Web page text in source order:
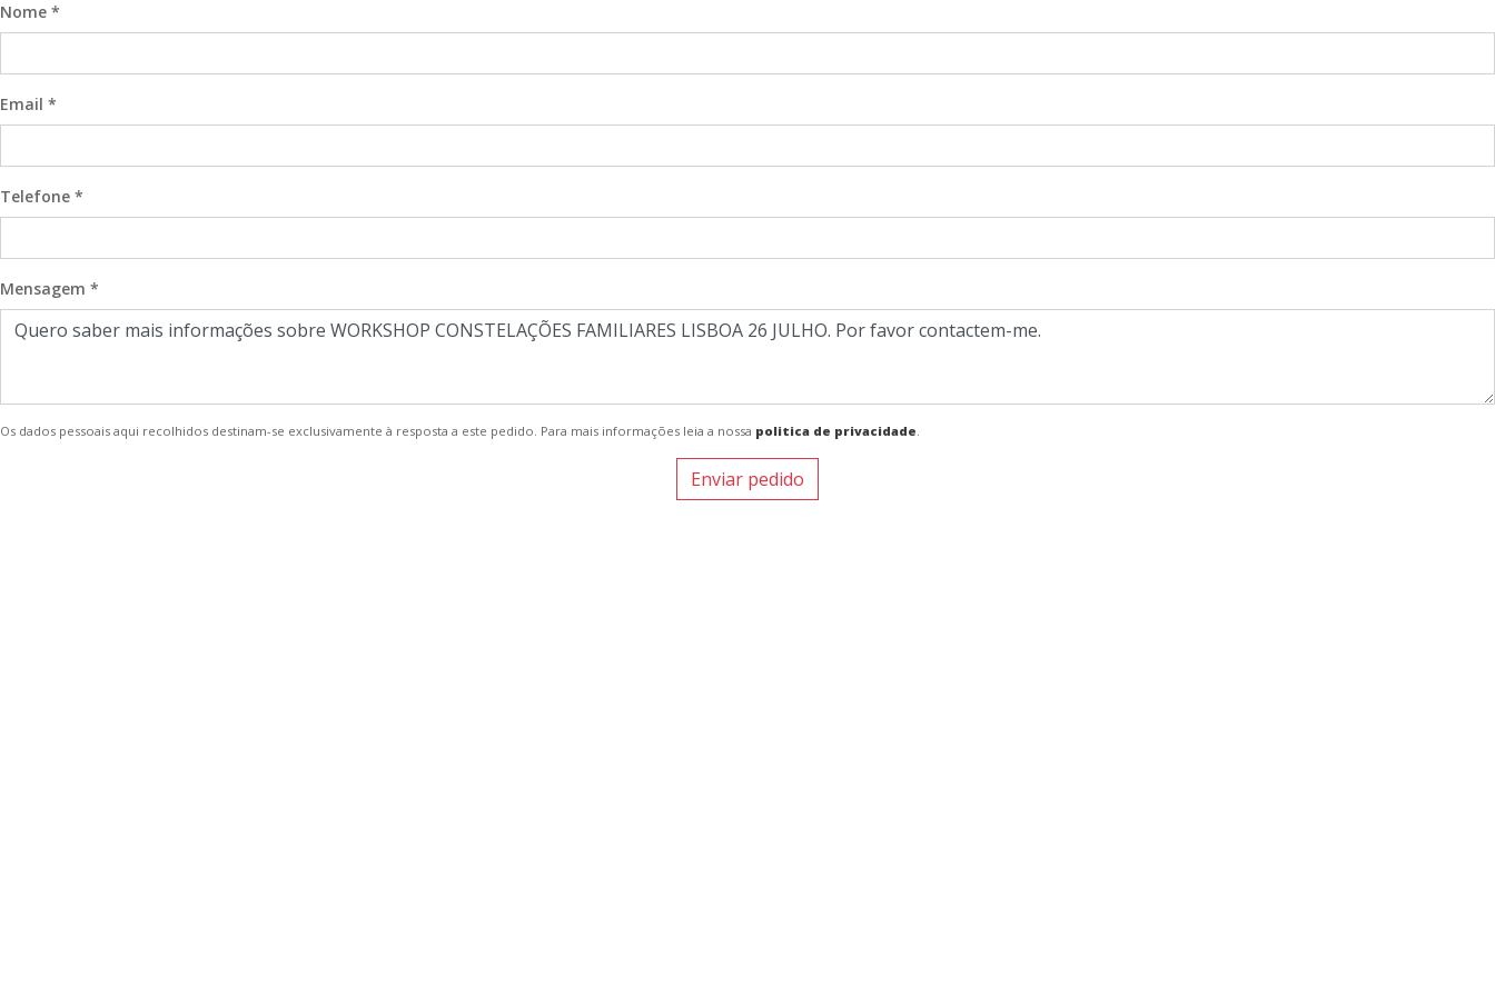
Nome *
Email *
Telefone *
Mensagem *
Os dados pessoais aqui recolhidos destinam-se exclusivamente à resposta a este pedido. Para mais informações leia a nossa politica de privacidade.
Enviar pedido